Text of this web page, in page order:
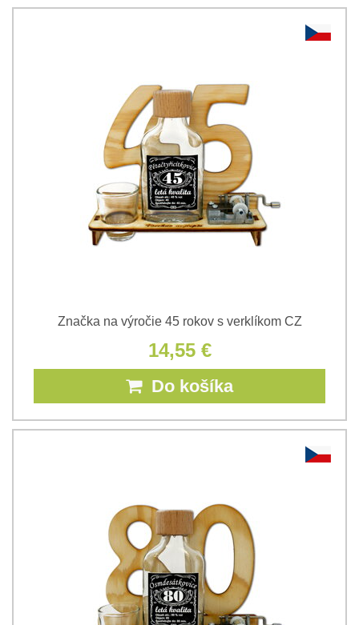
Značka na výročie 45 rokov s verklíkom CZ
14,55 €
Do košíka